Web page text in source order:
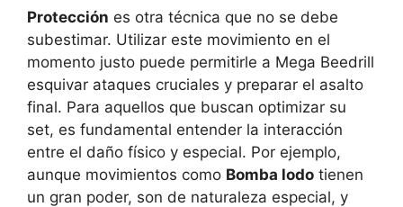
Protección es otra técnica que no se debe
subestimar. Utilizar este movimiento en el
momento justo puede permitirle a Mega Beedrill
esquivar ataques cruciales y preparar el asalto
final. Para aquellos que buscan optimizar su
set, es fundamental entender la interacción
entre el daño físico y especial. Por ejemplo,
aunque movimientos como Bomba lodo tienen
un gran poder, son de naturaleza especial, y